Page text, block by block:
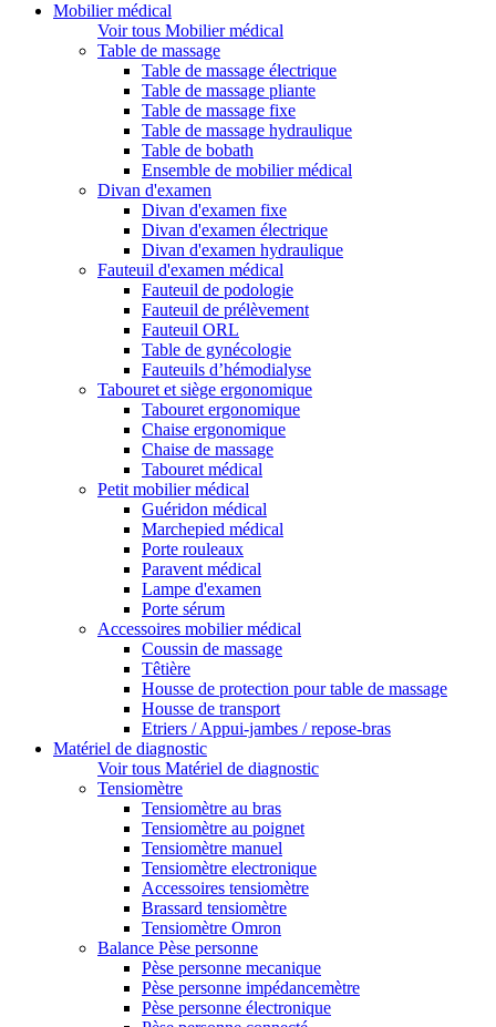
Mobilier médical
Voir tous Mobilier médical
Table de massage
Table de massage électrique
Table de massage pliante
Table de massage fixe
Table de massage hydraulique
Table de bobath
Ensemble de mobilier médical
Divan d'examen
Divan d'examen fixe
Divan d'examen électrique
Divan d'examen hydraulique
Fauteuil d'examen médical
Fauteuil de podologie
Fauteuil de prélèvement
Fauteuil ORL
Table de gynécologie
Fauteuils d’hémodialyse
Tabouret et siège ergonomique
Tabouret ergonomique
Chaise ergonomique
Chaise de massage
Tabouret médical
Petit mobilier médical
Guéridon médical
Marchepied médical
Porte rouleaux
Paravent médical
Lampe d'examen
Porte sérum
Accessoires mobilier médical
Coussin de massage
Têtière
Housse de protection pour table de massage
Housse de transport
Etriers / Appui-jambes / repose-bras
Matériel de diagnostic
Voir tous Matériel de diagnostic
Tensiomètre
Tensiomètre au bras
Tensiomètre au poignet
Tensiomètre manuel
Tensiomètre electronique
Accessoires tensiomètre
Brassard tensiomètre
Tensiomètre Omron
Balance Pèse personne
Pèse personne mecanique
Pèse personne impédancemètre
Pèse personne électronique